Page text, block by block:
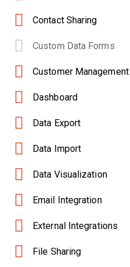
Contact Sharing
Custom Data Forms
Customer Management
Dashboard
Data Export
Data Import
Data Visualization
Email Integration
External Integrations
File Sharing